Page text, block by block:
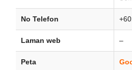
No Telefon
Laman web –
Peta